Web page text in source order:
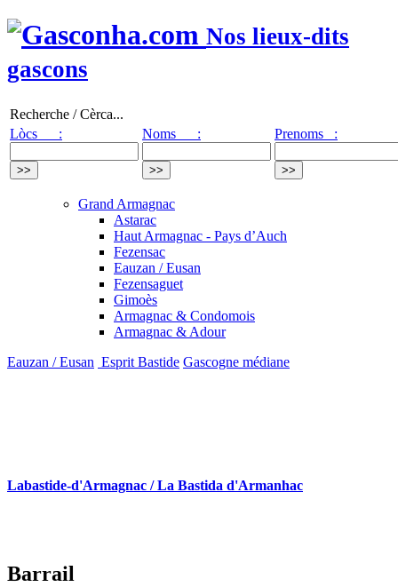
Nos lieux-dits
gascons
Recherche / Cèrca...
Lòcs :
Noms : Prenoms :
Grand Armagnac
Astarac
Haut Armagnac - Pays d’Auch
Fezensac
Eauzan / Eusan
Fezensaguet
Gimoès
Armagnac & Condomois
Armagnac & Adour
Eauzan / Eusan Esprit Bastide Gascogne médiane
Labastide-d'Armagnac / La Bastida d'Armanhac
Barrail